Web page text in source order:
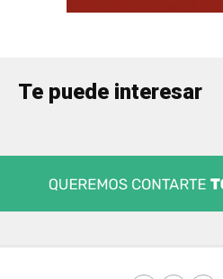
Te puede interesar